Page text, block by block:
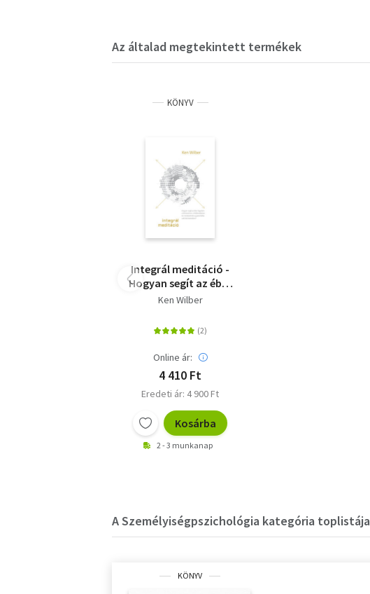
Az általad megtekintett termékek
KÖNYV
Integrál meditáció -
Hogyan segít az éber
figyelem a
felébredésben és
mindezeknek a
gyakorlatba való
Ken Wilber
Online ár:
4 410 Ft
Eredeti ár: 4 900 Ft
Kosárba
2 - 3 munkanap
A Személyiségpszichológia kategória toplistája
KÖNYV